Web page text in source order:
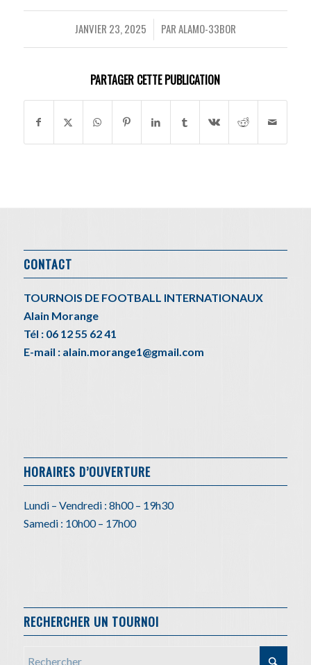
JANVIER 23, 2025
/ PARALAMO-33BOR
PARTAGER CETTE PUBLICATION
CONTACT
TOURNOIS DE FOOTBALL INTERNATIONAUX
Alain Morange
Tél : 06 12 55 62 41
E-mail : alain.morange1@gmail.com
HORAIRES D’OUVERTURE
Lundi – Vendredi : 8h00 – 19h30
Samedi : 10h00 – 17h00
RECHERCHER UN TOURNOI